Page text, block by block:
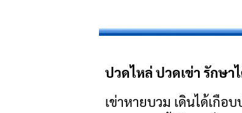
ปวดไหล่ ปวดเข่า รักษา
เข่าหายบวม เดินได้เกือ